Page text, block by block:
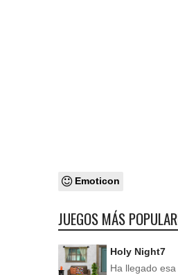
Emoticon
JUEGOS MÁS
Holy Night7
Ha llegado